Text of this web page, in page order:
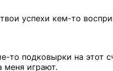
успехи кем-то
то подковырки на этот
меня играют.